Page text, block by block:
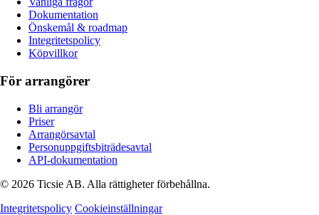
Dokumentation
Önskemål & roadmap
Integritetspolicy
Köpvillkor
För arrangörer
Bli arrangör
Priser
Arrangörsavtal
Personuppgiftsbiträdesavtal
API-dokumentation
© 2026 Ticsie AB. Alla rättigheter förbehållna.
Integritetspolicy Cookieinställningar